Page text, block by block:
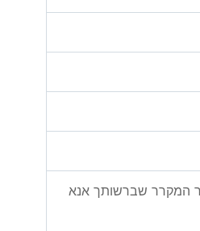
המקרר שברשותך אנא